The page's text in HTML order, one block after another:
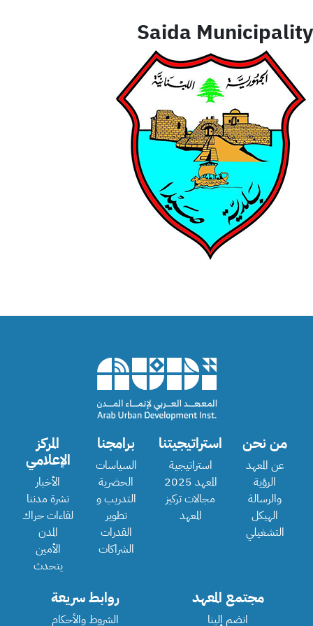
Saida Municipality
من نحن
عن المعهد
الرؤية
والرسالة
الهيكل
التشغيلي
استراتيجيتنا
استراتيجية
المعهد 2025
مجالات تركيز
المعهد
برامجنا
السياسات
الحضرية
التدريب و
تطوير
القدرات
الشراكات
المركز
الإعلامي
الأخبار
نشرة مدننا
لقاءات حراك
المدن
الأمين
يتحدث
مجتمع المعهد
انضم إلينا
روابط سريعة
الشروط والأحكام